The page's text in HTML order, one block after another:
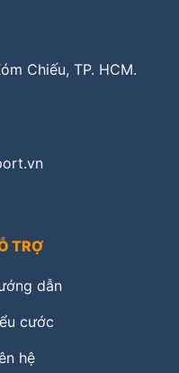
Chiếu, TP. HCM.
TRỢ
dẫn
cước
hệ